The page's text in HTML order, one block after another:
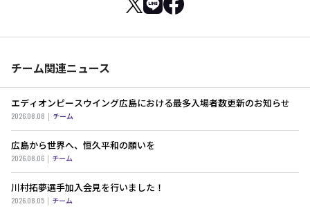
チーム関連ニュース
エディオンピースウイング広島における最多入場者数更新のお知らせ
2026.08.08 チーム
広島から世界へ、恒久平和の願いを
2026.08.06 チーム
川村拓夢選手加入会見を行いました！
2026.08.05 チーム